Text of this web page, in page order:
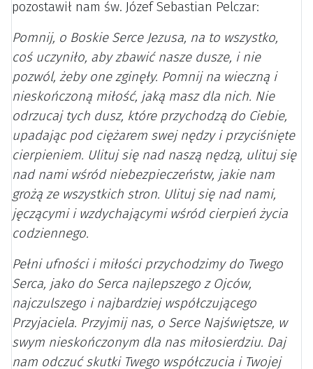
pozostawił nam św. Józef Sebastian Pelczar:
Pomnij, o Boskie Serce Jezusa, na to wszystko,
coś uczyniło, aby zbawić nasze dusze, i nie
pozwól, żeby one zginęły. Pomnij na wieczną i
nieskończoną miłość, jaką masz dla nich. Nie
odrzucaj tych dusz, które przychodzą do Ciebie,
upadając pod ciężarem swej nędzy i przyciśnięte
cierpieniem. Ulituj się nad naszą nędzą, ulituj się
nad nami wśród niebezpieczeństw, jakie nam
grożą ze wszystkich stron. Ulituj się nad nami,
jęczącymi i wzdychającymi wśród cierpień życia
codziennego.
Pełni ufności i miłości przychodzimy do Twego
Serca, jako do Serca najlepszego z Ojców,
najczulszego i najbardziej współczującego
Przyjaciela. Przyjmij nas, o Serce Najświętsze, w
swym nieskończonym dla nas miłosierdziu. Daj
nam odczuć skutki Twego współczucia i Twojej